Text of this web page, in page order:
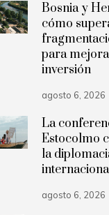
Bosnia y
cómo
para
inversión
agosto 6, 2026
La
Estocolmo
la
agosto 6, 2026